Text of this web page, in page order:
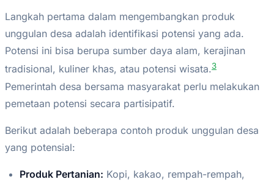
Langkah pertama dalam mengembangkan produk
unggulan desa adalah identifikasi potensi yang ada.
Potensi ini bisa berupa sumber daya alam, kerajinan
tradisional, kuliner khas, atau potensi wisata.3
Pemerintah desa bersama masyarakat perlu melakukan
pemetaan potensi secara partisipatif.
Berikut adalah beberapa contoh produk unggulan desa
yang potensial:
Produk Pertanian: Kopi, kakao, rempah-rempah,